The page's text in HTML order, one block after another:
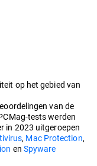
op het gebied van
van de
tests werden
in 2023 uitgeroepen
, Mac Protection,
en Spyware